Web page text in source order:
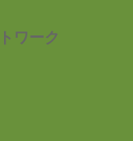
ワーク